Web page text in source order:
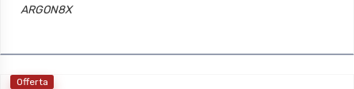
ARGON8X
Offerta